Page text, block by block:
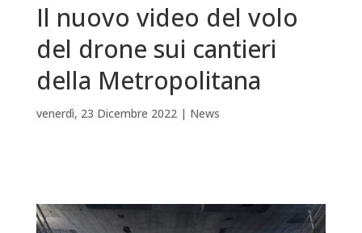
Il nuovo video del volo
del drone sui cantieri
della Metropolitana
venerdì, 23 Dicembre 2022| News